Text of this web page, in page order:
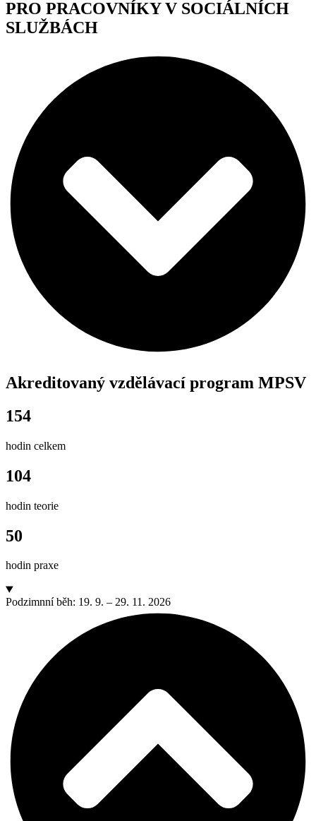
PRO PRACOVNÍKY V SOCIÁLNÍCH
SLUŽBÁCH
Akreditovaný vzdělávací program MPSV
154
hodin celkem
104
hodin teorie
50
hodin praxe
Podzimnní běh: 19. 9. – 29. 11. 2026